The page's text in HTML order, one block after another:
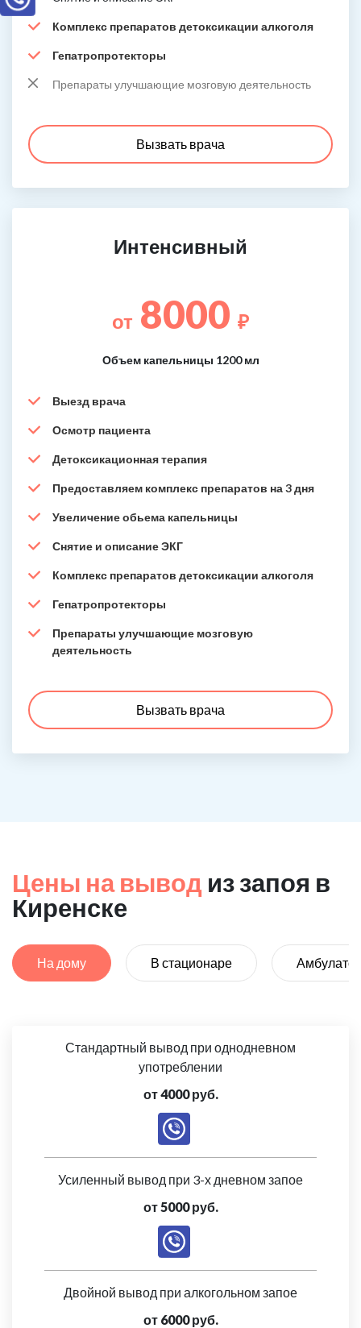
Комплекс препаратов детоксикации алкоголя
Гепатропротекторы
Препараты улучшающие мозговую деятельность
Вызвать врача
Интенсивный
от 8000 ₽
Объем капельницы 1200 мл
Выезд врача
Осмотр пациента
Детоксикационная терапия
Предоставляем комплекс препаратов на 3 дня
Увеличение обьема капельницы
Снятие и описание ЭКГ
Комплекс препаратов детоксикации алкоголя
Гепатропротекторы
Препараты улучшающие мозговую
деятельность
Вызвать врача
Цены на вывод из запоя в
Киренске
На дому В стационаре
Стандартный вывод при однодневном
употреблении
от 4000 руб.
Усиленный вывод при 3-х дневном запое
от 5000 руб.
Двойной вывод при алкогольном запое
от 6000 руб.